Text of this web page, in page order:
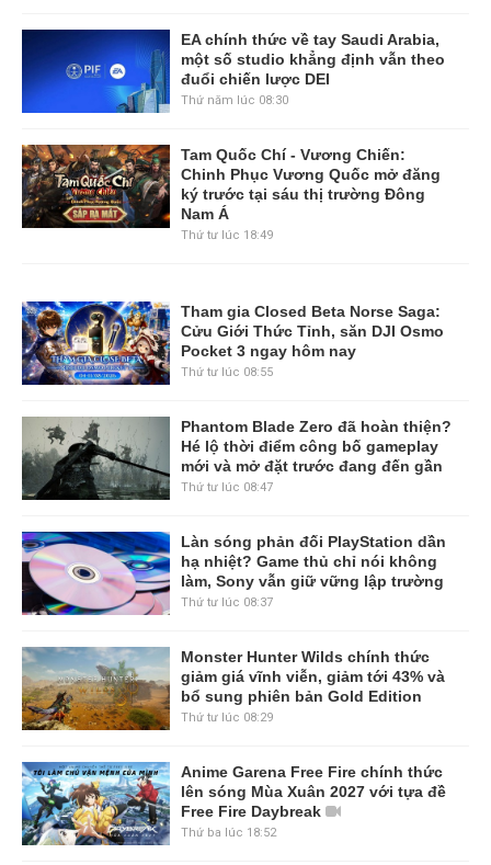
EA chính thức về tay Saudi Arabia,
một số studio khẳng định vẫn theo
đuổi chiến lược DEI
Thứ năm lúc 08:30
Tam Quốc Chí - Vương Chiến:
Chinh Phục Vương Quốc mở đăng
ký trước tại sáu thị trường Đông
Nam Á
Thứ tư lúc 18:49
Tham gia Closed Beta Norse Saga:
Cửu Giới Thức Tỉnh, săn DJI Osmo
Pocket 3 ngay hôm nay
Thứ tư lúc 08:55
Phantom Blade Zero đã hoàn thiện?
Hé lộ thời điểm công bố gameplay
mới và mở đặt trước đang đến gần
Thứ tư lúc 08:47
Làn sóng phản đối PlayStation dần
hạ nhiệt? Game thủ chỉ nói không
làm, Sony vẫn giữ vững lập trường
Thứ tư lúc 08:37
Monster Hunter Wilds chính thức
giảm giá vĩnh viễn, giảm tới 43% và
bổ sung phiên bản Gold Edition
Thứ tư lúc 08:29
Anime Garena Free Fire chính thức
lên sóng Mùa Xuân 2027 với tựa đề
Free Fire Daybreak
Thứ ba lúc 18:52